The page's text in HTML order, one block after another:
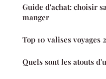
Guide d'achat: choisir
manger
Top 10 valises voyages
Quels sont les atouts